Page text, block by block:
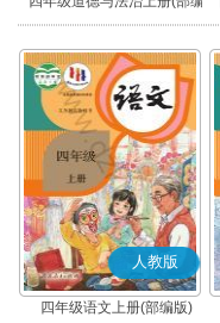
版)
人教版
四年级语文上册(部编版)